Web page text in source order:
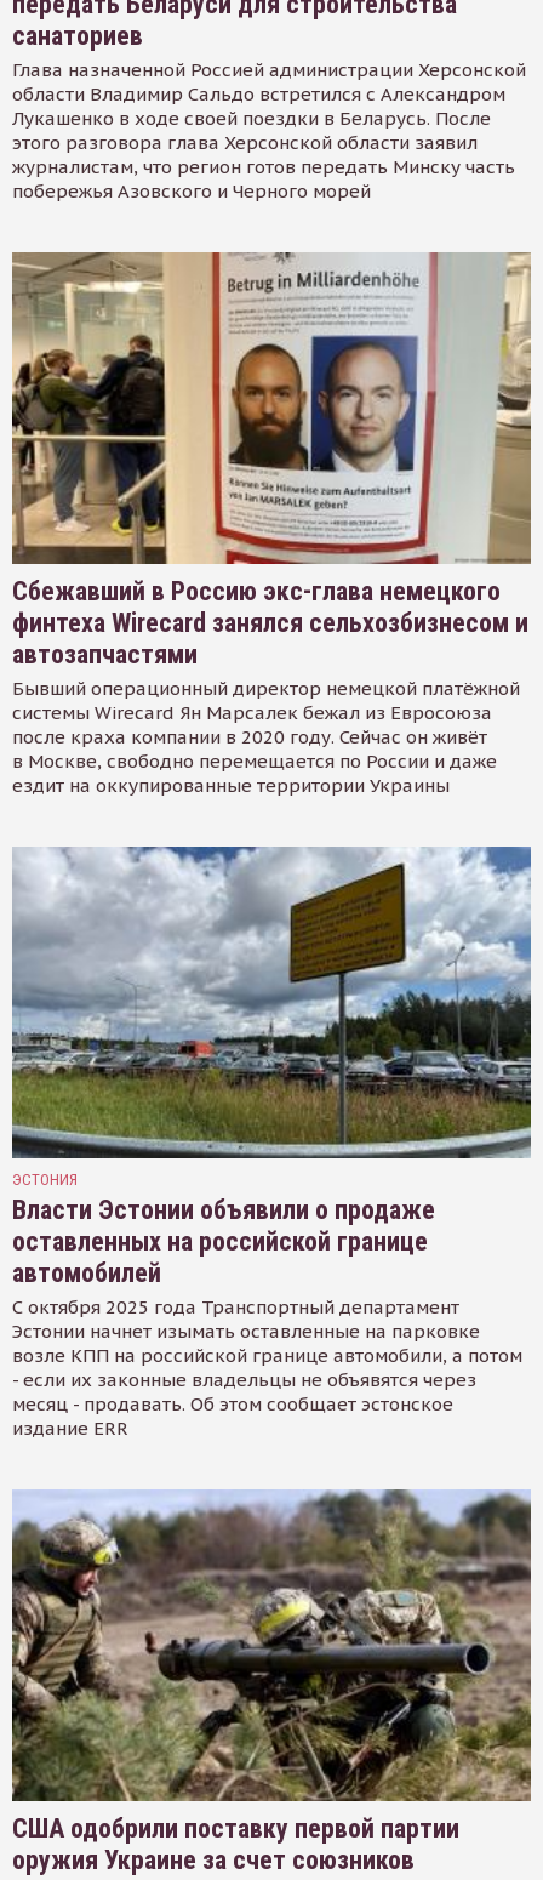
санаториев
Глава назначенной Россией администрации Херсонской
области Владимир Сальдо встретился с Александром
Лукашенко в ходе своей поездки в Беларусь. После
этого разговора глава Херсонской области заявил
журналистам, что регион готов передать Минску часть
побережья Азовского и Черного морей
Сбежавший в Россию экс-глава немецкого
финтеха Wirecard занялся сельхозбизнесом и
автозапчастями
Бывший операционный директор немецкой платёжной
системы Wirecard Ян Марсалек бежал из Евросоюза
после краха компании в 2020 году. Сейчас он живёт
в Москве, свободно перемещается по России и даже
ездит на оккупированные территории Украины
ЭСТОНИЯ
Власти Эстонии объявили о продаже
оставленных на российской границе
автомобилей
С октября 2025 года Транспортный департамент
Эстонии начнет изымать оставленные на парковке
возле КПП на российской границе автомобили, а потом
- если их законные владельцы не объявятся через
месяц - продавать. Об этом сообщает эстонское
издание ERR
США одобрили поставку первой партии
оружия Украине за счет союзников